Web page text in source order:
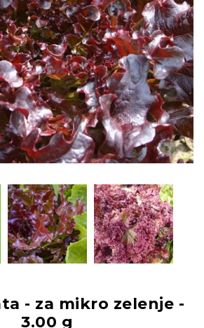
- za mikro zelenje -
3.00 g